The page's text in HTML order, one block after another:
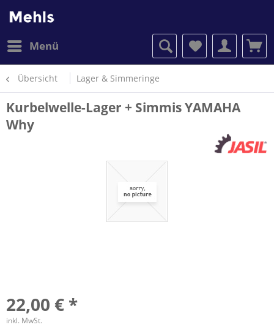
Menü
Übersicht Lager & Simmeringe
Kurbelwelle-Lager + Simmis YAMAHA
Why
22,00 € *
inkl. MwSt.